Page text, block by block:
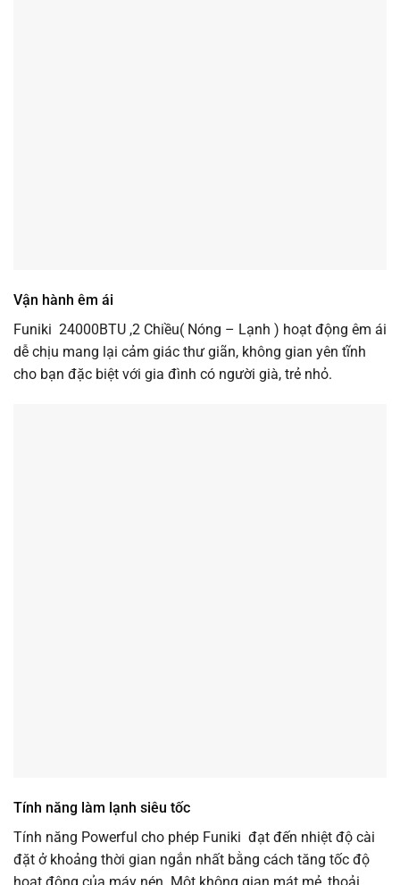
Vận hành êm ái
Funiki 24000BTU ,2 Chiều( Nóng – Lạnh ) hoạt động êm ái
dễ chịu mang lại cảm giác thư giãn, không gian yên tĩnh
cho bạn đặc biệt với gia đình có người già, trẻ nhỏ.
Tính năng làm lạnh siêu tốc
Tính năng Powerful cho phép Funiki đạt đến nhiệt độ cài
đặt ở khoảng thời gian ngắn nhất bằng cách tăng tốc độ
hoạt động của máy nén. Một không gian mát mẻ, thoải